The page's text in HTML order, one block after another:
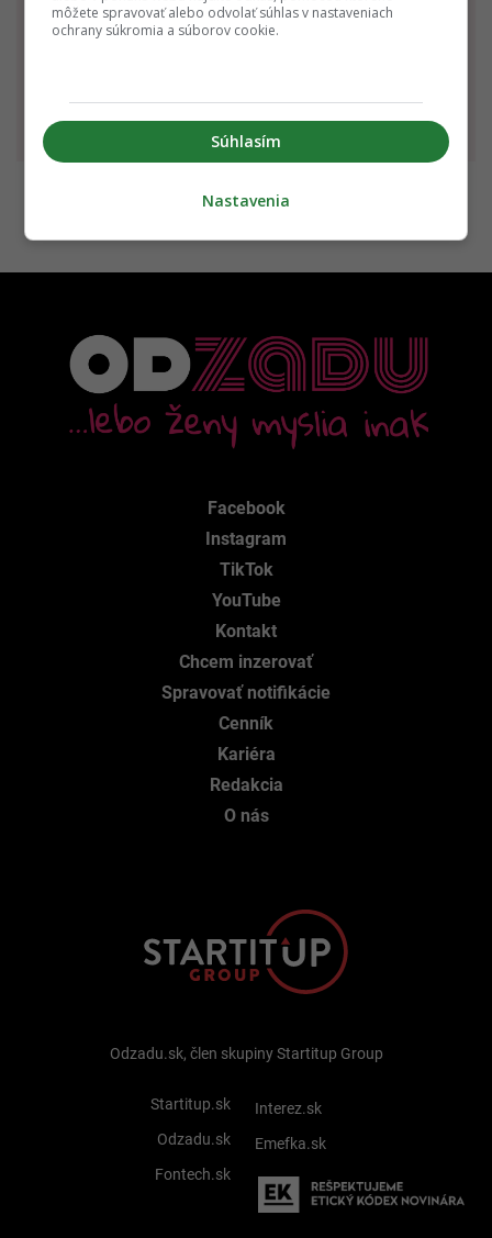
Váhy Škorpión
Facebook
Instagram
TikTok
YouTube
Kontakt
Chcem inzerovať
Spravovať notifikácie
Cenník
Kariéra
Redakcia
O nás
Odzadu.sk, člen skupiny Startitup Group
Startitup.sk
Odzadu.sk
Fontech.sk
Interez.sk
Emefka.sk
môžete spravovať alebo odvolať súhlas v nastaveniach
ochrany súkromia a súborov cookie.
Súhlasím
Nastavenia